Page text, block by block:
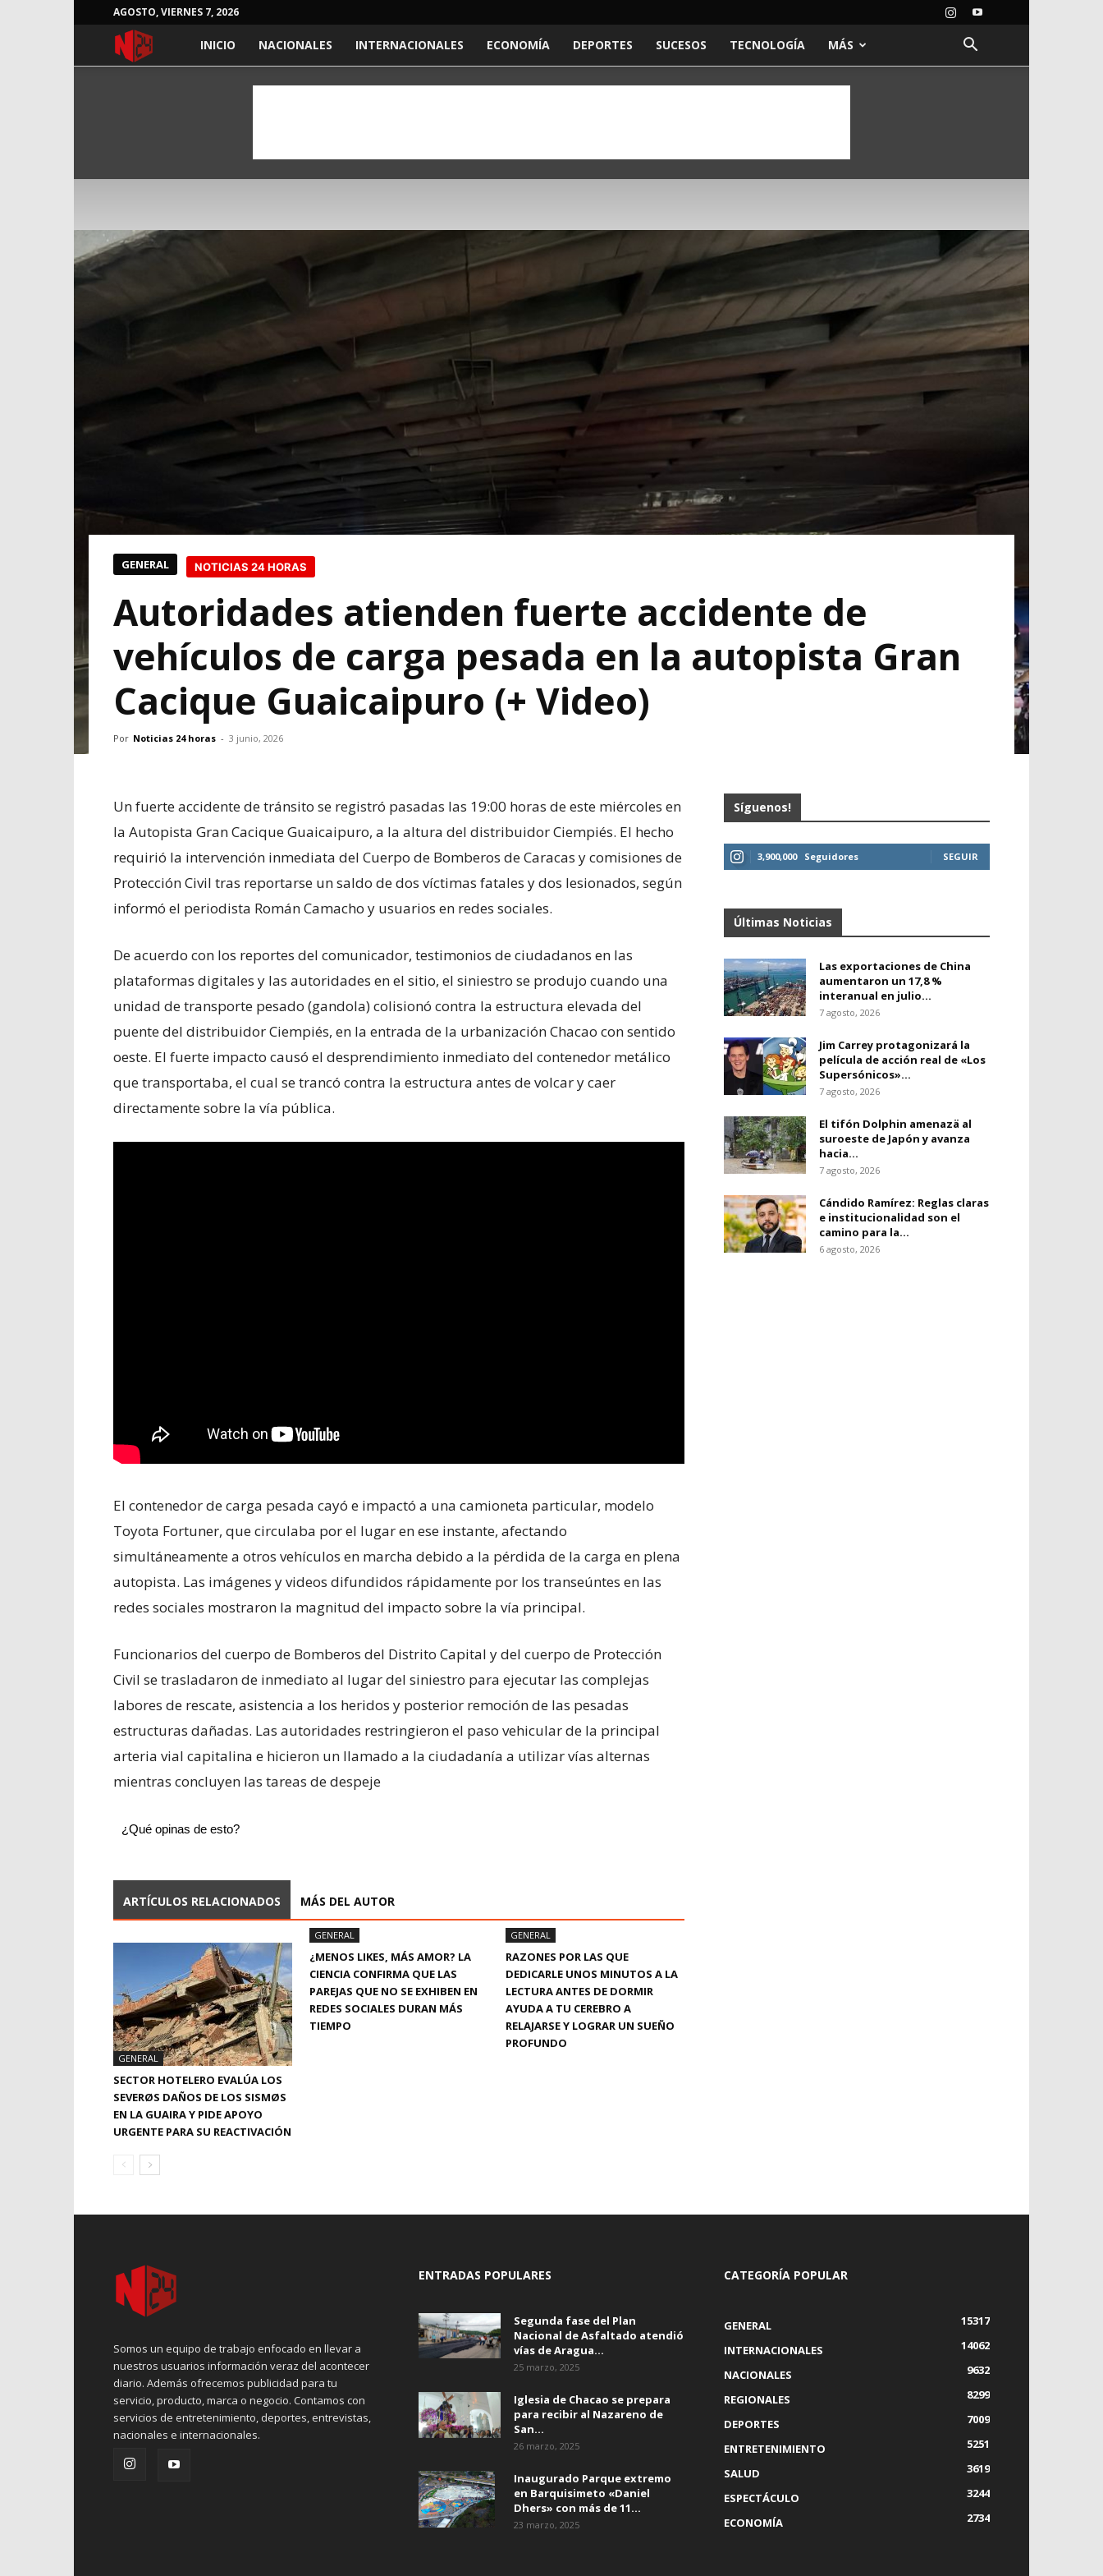
AGOSTO, VIERNES 7, 2026
NOTICIASINICIO NACIONALES INTERNACIONALES ECONOMÍA DEPORTES SUCESOS TECNOLOGÍA MÁS
GENERAL NOTICIAS 24 HORAS
Autoridades atienden fuerte accidente de
vehículos de carga pesada en la autopista Gran
Cacique Guaicaipuro (+ Video)
Por Noticias 24 horas - 3 junio, 2026
Un fuerte accidente de tránsito se registró pasadas las 19:00 horas de este miércoles en
la Autopista Gran Cacique Guaicaipuro, a la altura del distribuidor Ciempiés. El hecho
requirió la intervención inmediata del Cuerpo de Bomberos de Caracas y comisiones de
Protección Civil tras reportarse un saldo de dos víctimas fatales y dos lesionados, según
informó el periodista Román Camacho y usuarios en redes sociales.
De acuerdo con los reportes del comunicador, testimonios de ciudadanos en las
plataformas digitales y las autoridades en el sitio, el siniestro se produjo cuando una
unidad de transporte pesado (gandola) colisionó contra la estructura elevada del
puente del distribuidor Ciempiés, en la entrada de la urbanización Chacao con sentido
oeste. El fuerte impacto causó el desprendimiento inmediato del contenedor metálico
que transportaba, el cual se trancó contra la estructura antes de volcar y caer
directamente sobre la vía pública.
El contenedor de carga pesada cayó e impactó a una camioneta particular, modelo
Toyota Fortuner, que circulaba por el lugar en ese instante, afectando
simultáneamente a otros vehículos en marcha debido a la pérdida de la carga en plena
autopista. Las imágenes y videos difundidos rápidamente por los transeúntes en las
redes sociales mostraron la magnitud del impacto sobre la vía principal.
Funcionarios del cuerpo de Bomberos del Distrito Capital y del cuerpo de Protección
Civil se trasladaron de inmediato al lugar del siniestro para ejecutar las complejas
labores de rescate, asistencia a los heridos y posterior remoción de las pesadas
estructuras dañadas. Las autoridades restringieron el paso vehicular de la principal
arteria vial capitalina e hicieron un llamado a la ciudadanía a utilizar vías alternas
mientras concluyen las tareas de despeje
¿Qué opinas de esto?
ARTÍCULOS RELACIONADOS MÁS DEL AUTOR
GENERAL
SECTOR HOTELERO EVALÚA LOS
SEVERØS DAÑOS DE LOS SISMØS
EN LA GUAIRA Y PIDE APOYO
URGENTE PARA SU REACTIVACIÓN
GENERAL
¿MENOS LIKES, MÁS AMOR? LA
CIENCIA CONFIRMA QUE LAS
PAREJAS QUE NO SE EXHIBEN EN
REDES SOCIALES DURAN MÁS
TIEMPO
GENERAL
RAZONES POR LAS QUE
DEDICARLE UNOS MINUTOS A LA
LECTURA ANTES DE DORMIR
AYUDA A TU CEREBRO A
RELAJARSE Y LOGRAR UN SUEÑO
PROFUNDO
Síguenos!
3,900,000 Seguidores SEGUIR
Últimas Noticias
Las exportaciones de China
aumentaron un 17,8 %
interanual en julio...
7 agosto, 2026
Jim Carrey protagonizará la
película de acción real de «Los
Supersónicos»...
7 agosto, 2026
El tifón Dolphin amenazä al
suroeste de Japón y avanza
hacia...
7 agosto, 2026
Cándido Ramírez: Reglas claras
e institucionalidad son el
camino para la...
6 agosto, 2026
Somos un equipo de trabajo enfocado en llevar a
nuestros usuarios información veraz del acontecer
diario. Además ofrecemos publicidad para tu
servicio, producto, marca o negocio. Contamos con
servicios de entretenimiento, deportes, entrevistas,
nacionales e internacionales.
ENTRADAS POPULARES
Segunda fase del Plan
Nacional de Asfaltado atendió
vías de Aragua...
25 marzo, 2025
Iglesia de Chacao se prepara
para recibir al Nazareno de
San...
26 marzo, 2025
Inaugurado Parque extremo
en Barquisimeto «Daniel
Dhers» con más de 11...
23 marzo, 2025
CATEGORÍA POPULAR
GENERAL
15317
INTERNACIONALES
14062
NACIONALES
9632
REGIONALES
8299
DEPORTES
7009
ENTRETENIMIENTO
5251
SALUD
3619
ESPECTÁCULO
3244
ECONOMÍA
2734